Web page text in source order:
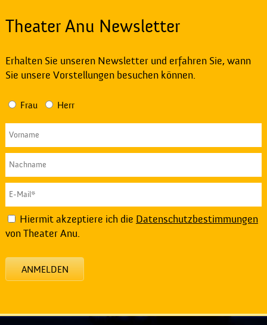
Theater Anu Newsletter
Erhalten Sie unseren Newsletter und erfahren Sie, wann
Sie unsere Vorstellungen besuchen können.
Frau Herr
Hiermit akzeptiere ich die Datenschutzbestimmungen
von Theater Anu.
ANMELDEN